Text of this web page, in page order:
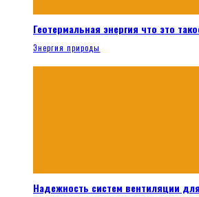
Геотермальная энергия что это
Энергия природы
Надежность систем вентиляции